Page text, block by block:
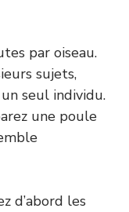
par oiseau.
sujets,
seul individu.
une poule
d’abord les